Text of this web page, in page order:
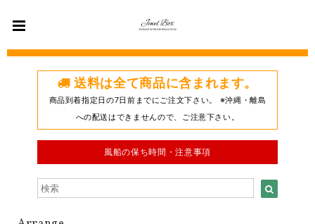
送料は全て商品に含まれます。
商品到着指定日の7日前までにご注文下さい。 ※沖縄・離島
への配送はできませんので、ご注意下さい。
風船の保ち時間・注意事項